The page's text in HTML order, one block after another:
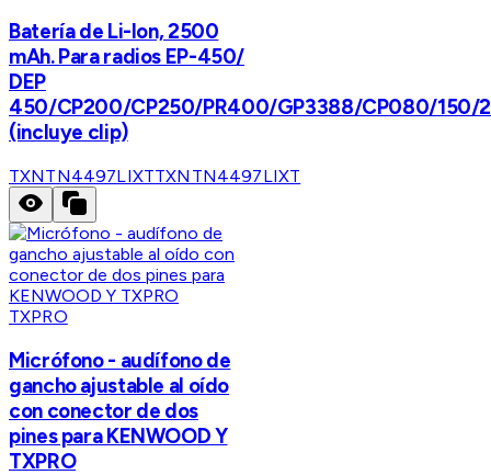
Batería de Li-Ion, 2500
mAh. Para radios EP-450/
DEP
450/CP200/CP250/PR400/GP3388/CP080/150/
(incluye clip)
TXNTN4497LIXTTXNTN4497LIXT
TXPRO
Micrófono - audífono de
gancho ajustable al oído
con conector de dos
pines para KENWOOD Y
TXPRO